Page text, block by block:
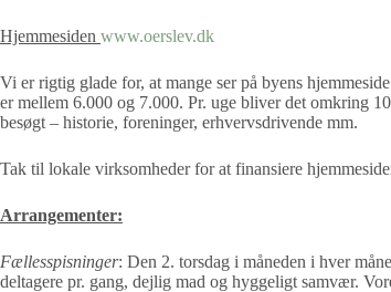
Hjemmesiden www.oerslev.dk
Vi er rigtig glade for, at mange ser på byens
er mellem 6.000 og 7.000. Pr. uge bliver det omkring
besøgt – historie, foreninger, erhvervsdrivende mm.
Tak til lokale virksomheder for at finansiere
Arrangementer:
Fællesspisninger: Den 2. torsdag i måneden i hver
deltagere pr. gang, dejlig mad og hyggeligt samvær.